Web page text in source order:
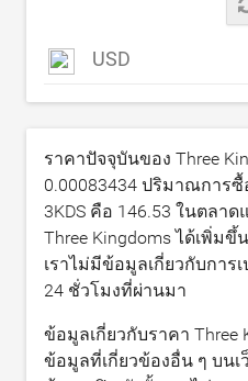
USD
ราคาปัจจุบันของ Three
0.00083434 ปริมาณการซื้
3KDS คือ 146.53 ในตลาด
Three Kingdoms ได้เพิ่มขึ้น
เราไม่มีข้อมูลเกี่ยวกับการ
24 ชั่วโมงที่ผ่านมา
ข้อมูลเกี่ยวกับราคา Three
ข้อมูลที่เกี่ยวข้องอื่น ๆ บน